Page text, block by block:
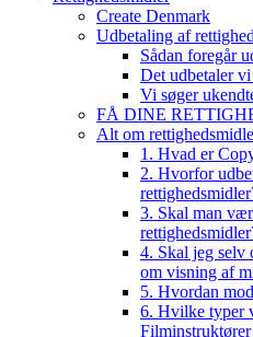
Create Denmark
Udbetaling af
Sådan foregår
Det udbetaler
Vi søger
FÅ DINE
Alt om
1. Hvad er
2. Hvorfor
3. Skal man
4. Skal jeg selv
om visning af
5. Hvordan
6. Hvilke typer